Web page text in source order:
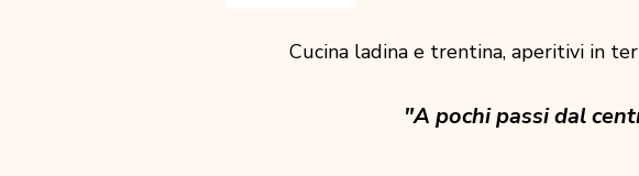
Cucina ladina e trentina, aperitivi in
"A pochi passi dal